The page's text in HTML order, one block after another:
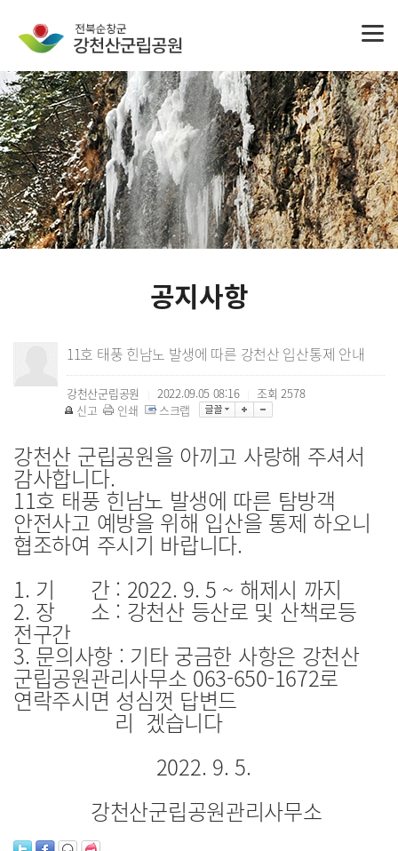
공지사항
11호 태풍 힌남노 발생에 따른 강천산 입산통제 안내
강천산군립공원 2022.09.05 08:16 조회 2578
신고
인쇄 스크랩
강천산 군립공원을 아끼고 사랑해 주셔서
감사합니다.
11호 태풍 힌남노 발생에 따른 탐방객
안전사고 예방을 위해 입산을 통제 하오니
협조하여 주시기 바랍니다.
1. 기 간 : 2022. 9. 5 ~ 해제시 까지
2. 장 소 : 강천산 등산로 및 산책로등
전구간
3. 문의사항 : 기타 궁금한 사항은 강천산
군립공원관리사무소 063-650-1672로
연락주시면 성심껏 답변드
리 겠습니다
2022. 9. 5.
강천산군립공원관리사무소